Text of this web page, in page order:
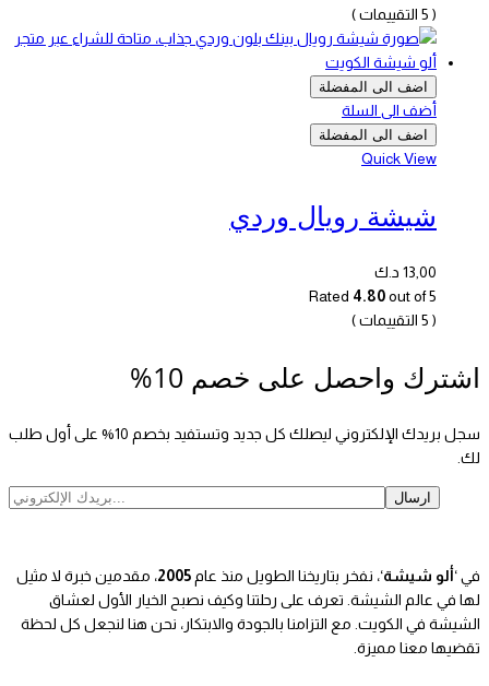
( 5 التقييمات )
اضف الى المفضلة
أضف الى السلة
اضف الى المفضلة
Quick View
شيشة رويال وردي
13,00 د.ك
Rated 4.80out of 5
( 5 التقييمات )
اشترك واحصل على خصم 10%
سجل بريدك الإلكتروني ليصلك كل جديد وتستفيد بخصم 10% على أول طلب
لك.
في ‘ألو شيشة‘، نفخر بتاريخنا الطويل منذ عام 2005، مقدمين خبرة لا مثيل
لها في عالم الشيشة. تعرف على رحلتنا وكيف نصبح الخيار الأول لعشاق
الشيشة في الكويت. مع التزامنا بالجودة والابتكار، نحن هنا لنجعل كل لحظة
تقضيها معنا مميزة.